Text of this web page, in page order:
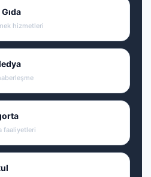
hizmetleri
faaliyetleri